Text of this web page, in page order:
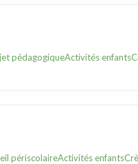
pédagogiqueActivités enfants
périscolaireActivités enfants